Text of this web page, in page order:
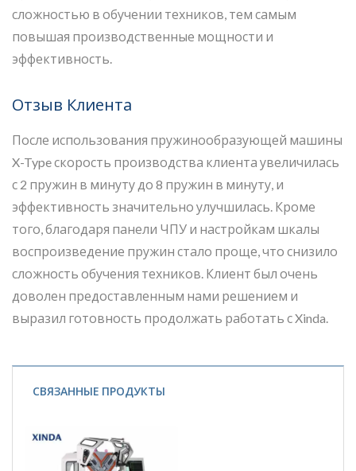
сложностью в обучении техников, тем самым
повышая производственные мощности и
эффективность.
Отзыв Клиента
После использования пружинообразующей машины
X-Type скорость производства клиента увеличилась
с 2 пружин в минуту до 8 пружин в минуту, и
эффективность значительно улучшилась. Кроме
того, благодаря панели ЧПУ и настройкам шкалы
воспроизведение пружин стало проще, что снизило
сложность обучения техников. Клиент был очень
доволен предоставленным нами решением и
выразил готовность продолжать работать с Xinda.
СВЯЗАННЫЕ ПРОДУКТЫ